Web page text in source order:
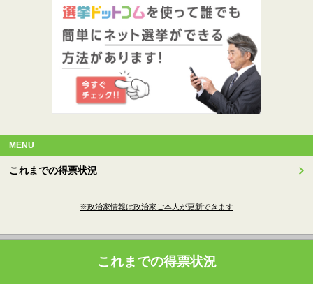
MENU
これまでの得票状況
※政治家情報は政治家ご本人が更新できます
これまでの得票状況